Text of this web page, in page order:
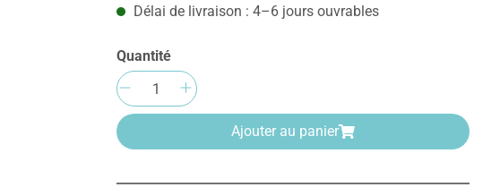
Délai de livraison : 4–6 jours ouvrables
Quantité
Quantité de produit : Entrez la
Ajouter au panier